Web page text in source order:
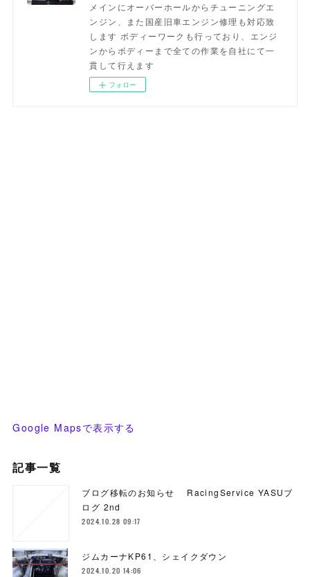
メインにオーバーホールからチューニングエ
ンジン、また国産旧車エンジン修理も対応致
します ボディーワークも行っており、エンジ
ンからボディーまで全ての作業を自社にて一
貫して行えます
フォロー
Google Mapsで表示する
記事一覧
ブログ移転のお知らせ RacingService YASUブ
ログ 2nd
2024.10.28 09:17
ジムカーナKP61、シェイクダウン
2024.10.20 14:06